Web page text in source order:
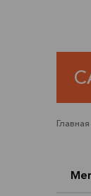
Главная